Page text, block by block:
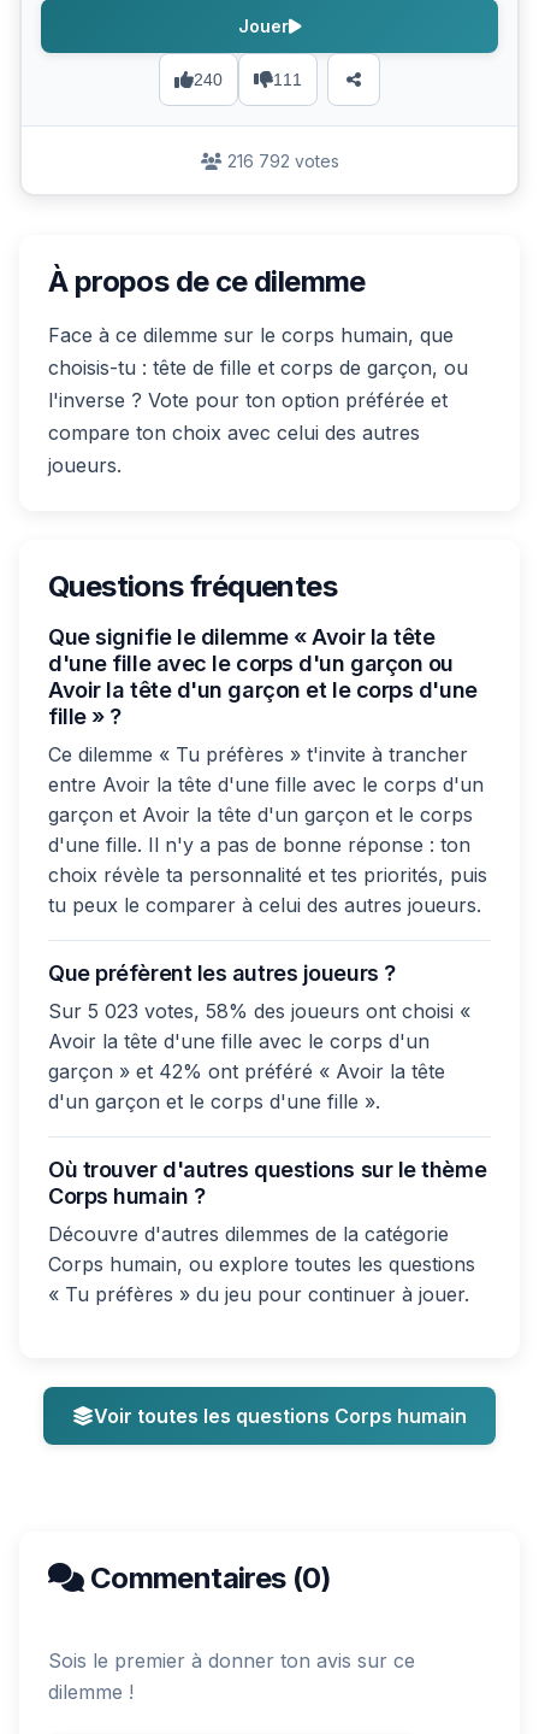
240 111
Jouer
216 792 votes
À propos de ce dilemme
Face à ce dilemme sur le corps humain, que
choisis-tu : tête de fille et corps de garçon, ou
l'inverse ? Vote pour ton option préférée et
compare ton choix avec celui des autres
joueurs.
Questions fréquentes
Que signifie le dilemme « Avoir la tête
d'une fille avec le corps d'un garçon ou
Avoir la tête d'un garçon et le corps d'une
fille » ?
Ce dilemme « Tu préfères » t'invite à trancher
entre Avoir la tête d'une fille avec le corps d'un
garçon et Avoir la tête d'un garçon et le corps
d'une fille. Il n'y a pas de bonne réponse : ton
choix révèle ta personnalité et tes priorités, puis
tu peux le comparer à celui des autres joueurs.
Que préfèrent les autres joueurs ?
Sur 5 023 votes, 58% des joueurs ont choisi «
Avoir la tête d'une fille avec le corps d'un
garçon » et 42% ont préféré « Avoir la tête
d'un garçon et le corps d'une fille ».
Où trouver d'autres questions sur le thème
Corps humain ?
Découvre d'autres dilemmes de la catégorie
Corps humain, ou explore toutes les questions
« Tu préfères » du jeu pour continuer à jouer.
Voir toutes les questions Corps humain
Commentaires (0)
Sois le premier à donner ton avis sur ce
dilemme !